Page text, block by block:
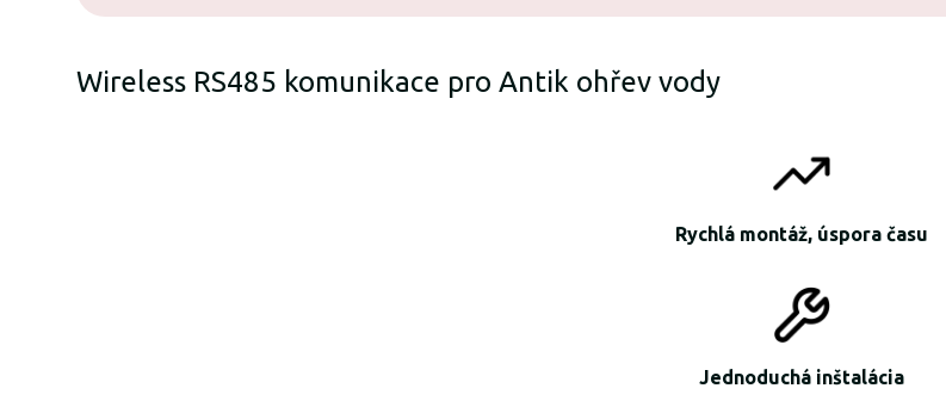
Wireless RS485 komunikace pro Antik ohřev vody
Rychlá montáž, úspora času
Jednoduchá inštalácia